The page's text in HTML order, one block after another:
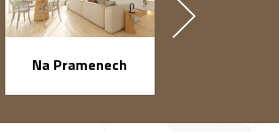
Na Pramenech